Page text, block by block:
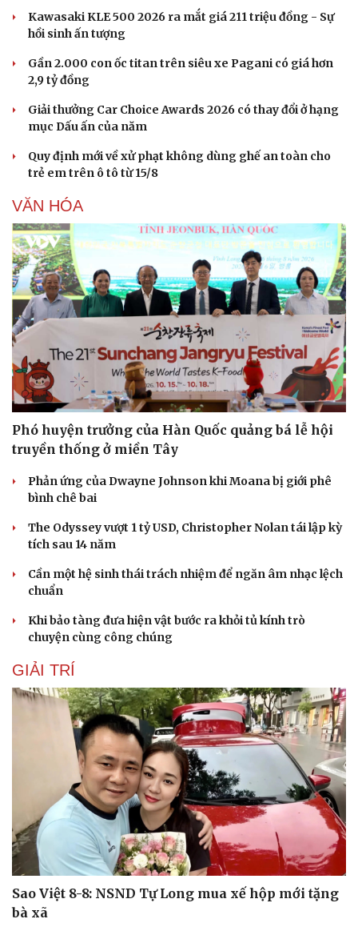
Du lịch
Tư vấn
Săn Tour
check-in
Cửa sổ tình yêu
Kể chuyện cho bé
Hạt giống tâm hồn
Kawasaki KLE 500 2026 ra mắt giá 211 triệu đồng - Sự
hồi sinh ấn tượng
Gần 2.000 con ốc titan trên siêu xe Pagani có giá hơn
2,9 tỷ đồng
Giải thưởng Car Choice Awards 2026 có thay đổi ở hạng
mục Dấu ấn của năm
Quy định mới về xử phạt không dùng ghế an toàn cho
trẻ em trên ô tô từ 15/8
VĂN HÓA
Phó huyện trưởng của Hàn Quốc quảng bá lễ hội
truyền thống ở miền Tây
Phản ứng của Dwayne Johnson khi Moana bị giới phê
bình chê bai
The Odyssey vượt 1 tỷ USD, Christopher Nolan tái lập kỳ
tích sau 14 năm
Cần một hệ sinh thái trách nhiệm để ngăn âm nhạc lệch
chuẩn
Khi bảo tàng đưa hiện vật bước ra khỏi tủ kính trò
chuyện cùng công chúng
GIẢI TRÍ
Sao Việt 8-8: NSND Tự Long mua xế hộp mới tặng
bà xã